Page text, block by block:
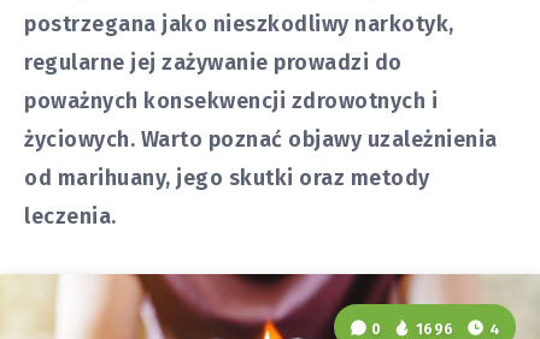
postrzegana jako nieszkodliwy narkotyk,
regularne jej zażywanie prowadzi do
poważnych konsekwencji zdrowotnych i
życiowych. Warto poznać objawy uzależnienia
od marihuany, jego skutki oraz metody
leczenia.
0 1696 4